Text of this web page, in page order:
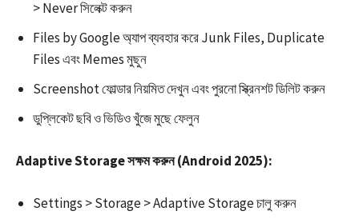
> Never সিলেক্ট করুন​
Files by Google অ্যাপ ব্যবহার করে Junk Files, Duplicate
Files এবং Memes মুছুন​​
Screenshot ফোল্ডার নিয়মিত দেখুন এবং পুরনো স্ক্রিনশট ডিলিট করুন
ডুপ্লিকেট ছবি ও ভিডিও খুঁজে মুছে ফেলুন​
Adaptive Storage সক্ষম করুন (Android 2025):
Settings > Storage > Adaptive Storage চালু করুন​